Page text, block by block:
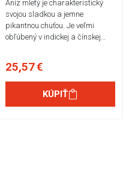
Aníz mletý je charakteristický
svojou sladkou a jemne
pikantnou chuťou. Je veľmi
obľúbený v indickej a čínskej…
25,57 €
KÚPIŤ